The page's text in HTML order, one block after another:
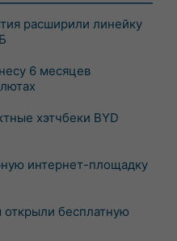
расширили линейку
6 месяцев
хэтчбеки BYD
интернет-площадку
бесплатную